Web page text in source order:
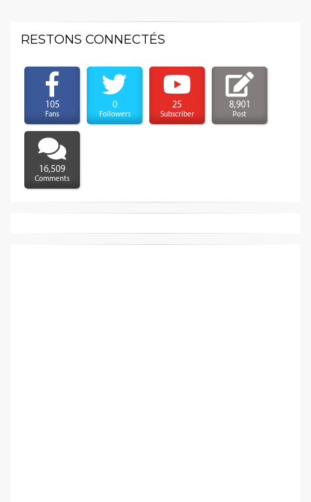
RESTONS CONNECTÉS
105
Fans
0
Followers
25
Subscriber
8,901
Post
16,509
Comments